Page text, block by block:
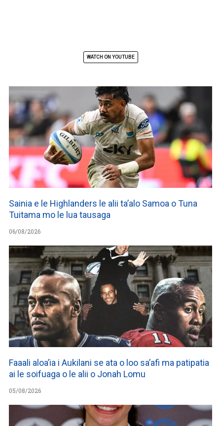
WATCH ON YOUTUBE
Sainia e le Highlanders le alii ta’alo Samoa o Tuna
Tuitama mo le lua tausaga
06/08/2026
Faaali aloa’ia i Aukilani se ata o loo sa’afi ma patipatia
ai le soifuaga o le alii o Jonah Lomu
05/08/2026